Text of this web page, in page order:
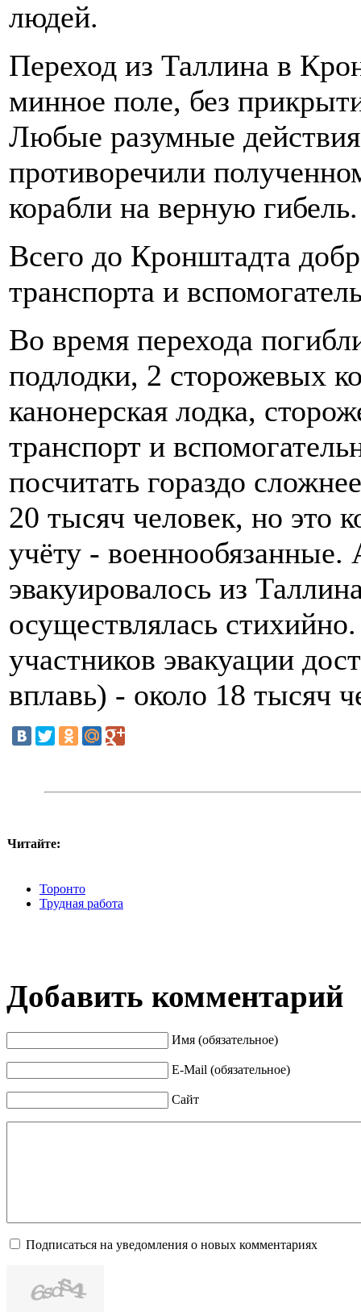
людей.
Переход из Таллина в
минное поле, без
Любые разумные
противоречили
корабли на верную гибель.
Всего до Кронштадта
транспорта и
Во время перехода
подлодки, 2 сторожевых
канонерская лодка,
транспорт и
посчитать гораздо
20 тысяч человек, но это
учёту - военнообязанные.
эвакуировалось из
осуществлялась
участников эвакуации
вплавь) - около 18 тысяч
Читайте:
Торонто
Трудная работа
Добавить комментарий
Имя (обязательное)
E-Mail (обязательное)
Сайт
Подписаться на уведомления о новых комментариях